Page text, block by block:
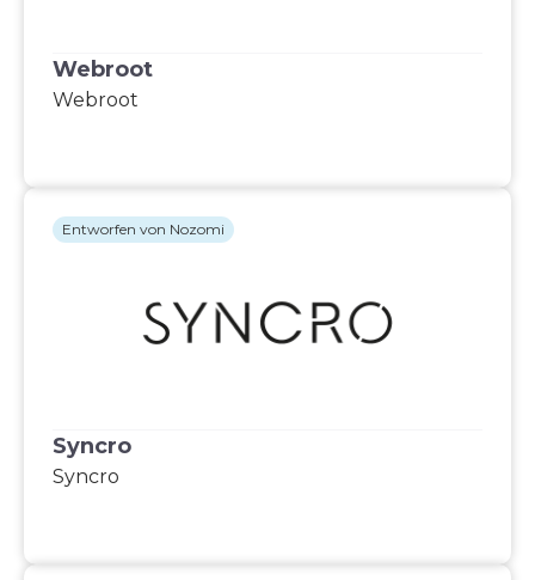
Webroot
Webroot
Syncro
Syncro
Entworfen von Nozomi